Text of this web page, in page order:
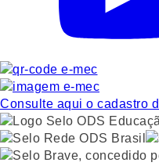
Consulte aqui o cadastro